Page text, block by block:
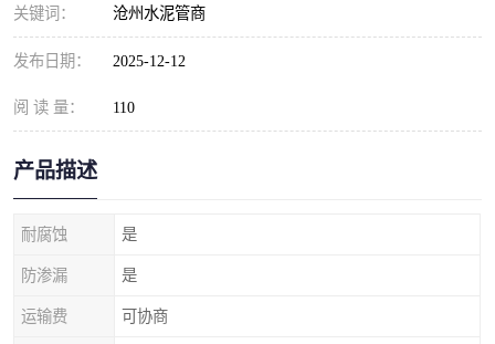
关键词： 沧州水泥管商
发布日期： 2025-12-12
阅 读 量： 110
产品描述
耐腐蚀 是
防渗漏 是
运输费 可协商